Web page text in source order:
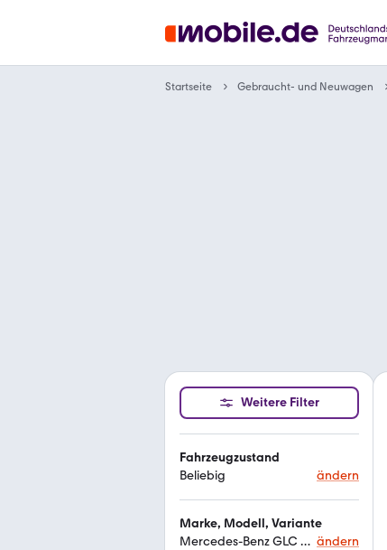
Startseite Gebraucht- und Neuwagen
Weitere Filter
Fahrzeugzustand
Beliebig
ändern
Marke, Modell, Variante
Mercedes-Benz GLC 250 ändern